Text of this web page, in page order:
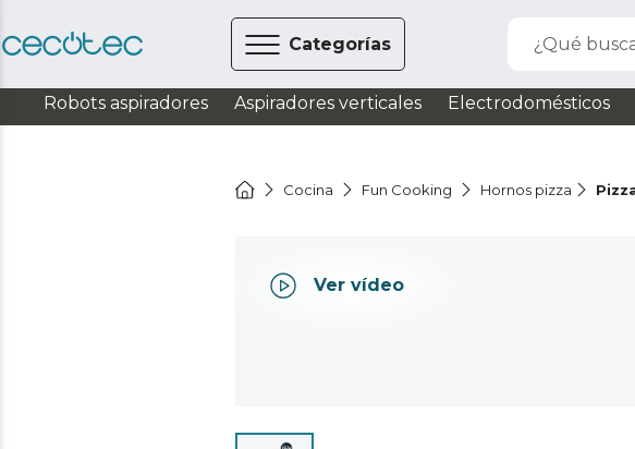
Categorías ¿Qué
Robots aspiradores Aspiradores verticales Electrodomésticos
Cocina Fun Cooking Hornos pizza
Ver vídeo